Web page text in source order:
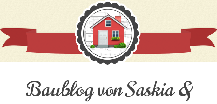
Baublog von Saskia &